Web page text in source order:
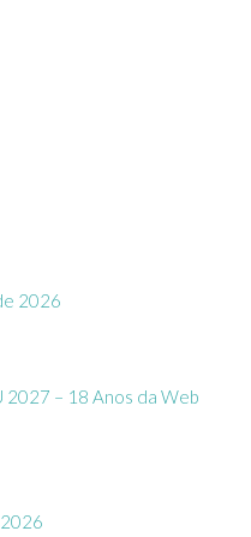
2026
2027 – 18 Anos da Web